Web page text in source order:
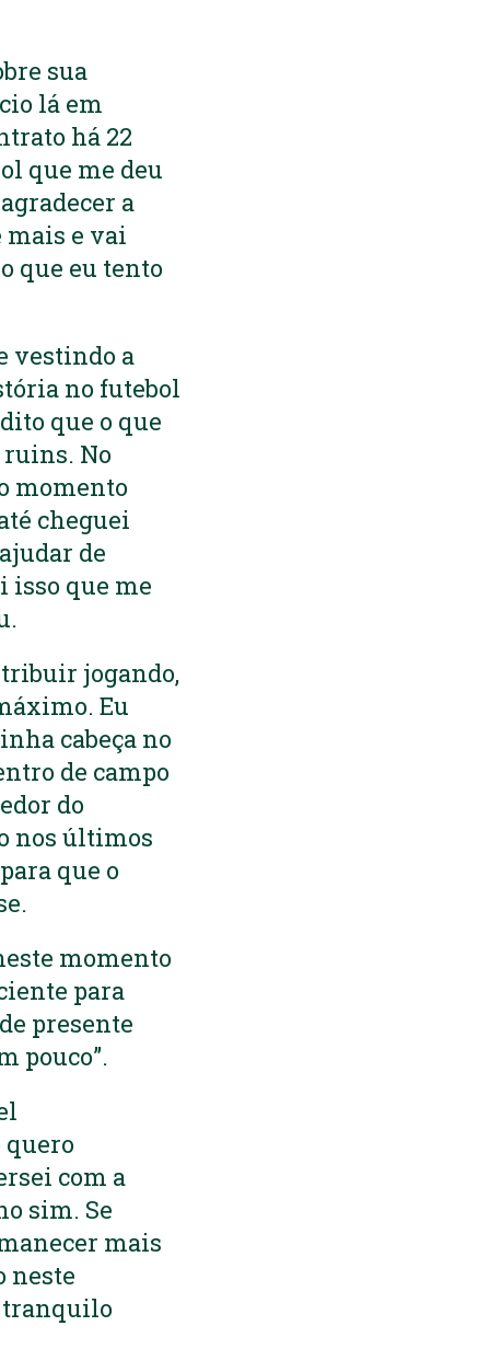
sua
lá em
há 22
que me deu
a
mais e vai
que eu tento
vestindo a
no futebol
que o que
ruins. No
momento
cheguei
de
isso que me
jogando,
Eu
cabeça no
de campo
do
nos últimos
que o
momento
para
presente
pouco”.
quero
com a
sim. Se
mais
neste
tranquilo